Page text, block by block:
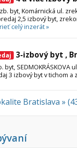
byt, Komárnická ul.
2,5 izbový byt,
celý inzerát »
3-izbový byt ,
byt,
3 izbový byt v tichom a
Bratislava »